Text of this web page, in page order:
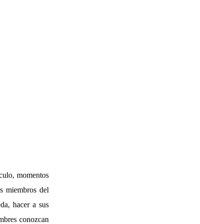
momentos
miembros del
hacer a sus
conozcan